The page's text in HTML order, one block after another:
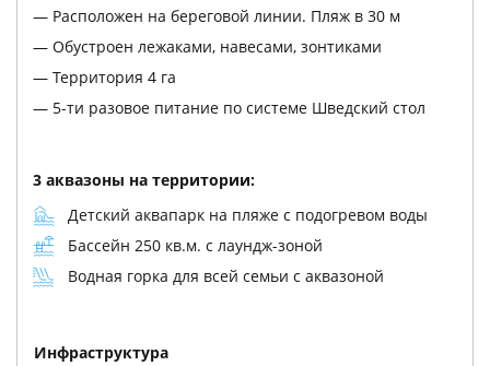
Расположен на береговой линии. Пляж в 30 м
Обустроен лежаками, навесами, зонтиками
Территория 4 га
5-ти разовое питание по системе Шведский стол
3 аквазоны на территории:
Детский аквапарк на пляже с подогревом воды
Бассейн 250 кв.м. с лаундж-зоной
Водная горка для всей семьи с аквазоной
Инфраструктура